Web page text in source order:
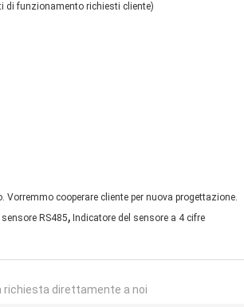
funzionamento richiesti cliente)
cooperare cliente per nuova progettazione.
RS485, Indicatore del sensore a 4 cifre
richiesta direttamente a noi